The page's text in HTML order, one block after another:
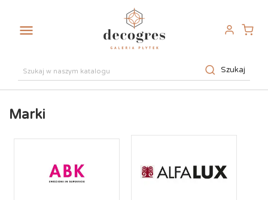

Szukaj
Marki